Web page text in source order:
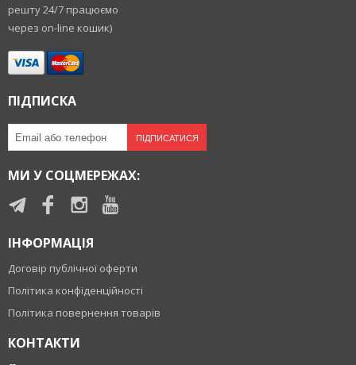
решту 24/7 працюємо
через on-line кошик)
ПІДПИСКА
ПІДПИСАТИСЯ
МИ У СОЦМЕРЕЖАХ:
ІНФОРМАЦІЯ
Договір публічної оферти
Політика конфіденційності
Політика повернення товарів
КОНТАКТИ